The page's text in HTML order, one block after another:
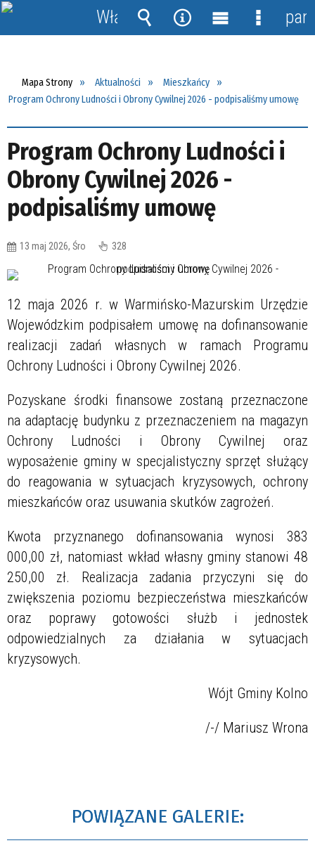
Mapa Strony Aktualności
Mieszkańcy
Program Ochrony Ludności i Obrony Cywilnej 2026 - podpisaliśmy umowę
Program Ochrony Ludności i
Obrony Cywilnej 2026 -
podpisaliśmy umowę
13 maj 2026, Śro 328
12 maja 2026 r. w Warmińsko-Mazurskim Urzędzie
Wojewódzkim podpisałem umowę na dofinansowanie
realizacji zadań własnych w ramach Programu
Ochrony Ludności i Obrony Cywilnej 2026.
Pozyskane środki finansowe zostaną przeznaczone
na adaptację budynku z przeznaczeniem na magazyn
Ochrony Ludności i Obrony Cywilnej oraz
wyposażenie gminy w specjalistyczny sprzęt służący
do reagowania w sytuacjach kryzysowych, ochrony
mieszkańców oraz usuwania skutków zagrożeń.
Kwota przyznanego dofinansowania wynosi 383
000,00 zł, natomiast wkład własny gminy stanowi 48
250,00 zł. Realizacja zadania przyczyni się do
zwiększenia poziomu bezpieczeństwa mieszkańców
oraz poprawy gotowości służb i jednostek
odpowiedzialnych za działania w sytuacjach
kryzysowych.
Wójt Gminy Kolno
/-/ Mariusz Wrona
POWIĄZANE GALERIE:
Włącz
powiadomienia
Wyszukiwarka
Narzędzia
MenuMenu